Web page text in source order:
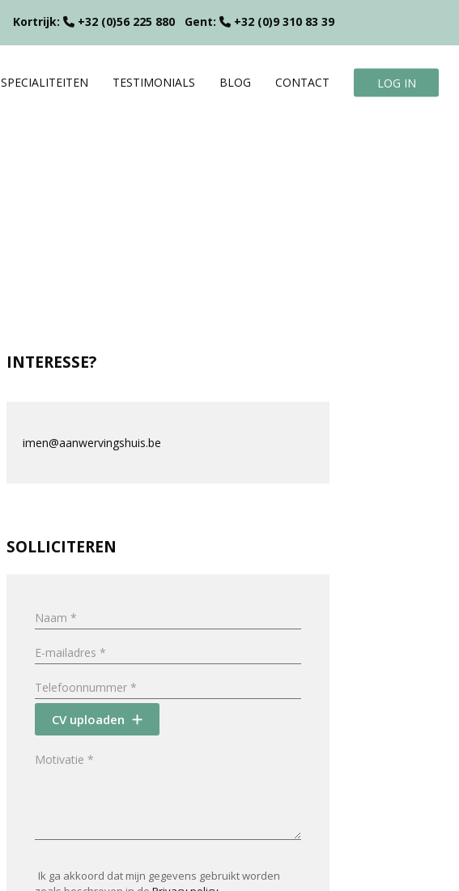
Kortrijk: +32 (0)56 225 880 Gent: +32 (0)9 310 83 39
SPECIALITEITEN TESTIMONIALS BLOG CONTACT LOG IN
INTERESSE?
imen@aanwervingshuis.be
SOLLICITEREN
CV uploaden
Ik ga akkoord dat mijn gegevens gebruikt worden